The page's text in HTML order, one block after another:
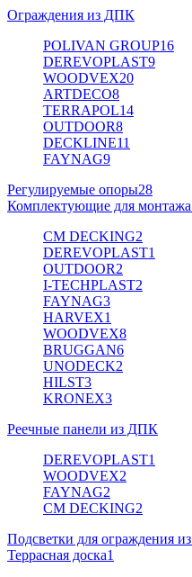
Ограждения из ДПК
POLIVAN GROUP16
DEREVOPLAST9
WOODVEX20
ARTDECO8
TERRAPOL14
OUTDOOR8
DECKLINE11
FAYNAG9
Регулируемые опоры28
Комплектующие для монтажа
CM DECKING2
DEREVOPLAST1
OUTDOOR2
I-TECHPLAST2
FAYNAG3
HARVEX1
WOODVEX8
BRUGGAN6
UNODECK2
HILST3
KRONEX3
Реечные панели из ДПК
DEREVOPLAST1
WOODVEX2
FAYNAG2
CM DECKING2
Подсветки для ограждения
Террасная доска1